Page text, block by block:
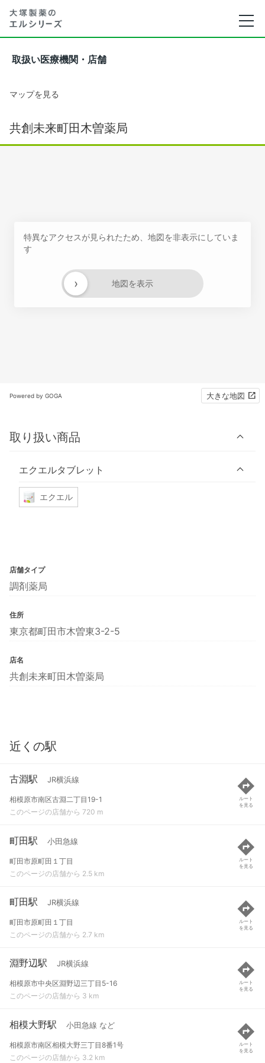
取扱い医療機関・店舗
マップを見る
共創未来町田木曽薬局
特異なアクセスが見られたため、地図を非表示にしていま
す
地図を表示
›
Powered by GOGA 大きな地図
取り扱い商品
エクエルタブレット
エクエル
店舗タイプ
調剤薬局
住所
東京都町田市木曽東3-2-5
店名
共創未来町田木曽薬局
近くの駅
古淵駅 JR横浜線
相模原市南区古淵二丁目19-1
このページの店舗から 720 m
ルート
を見る
町田駅 小田急線
町田市原町田１丁目
このページの店舗から 2.5 km
ルート
を見る
町田駅 JR横浜線
町田市原町田１丁目
このページの店舗から 2.7 km
ルート
を見る
淵野辺駅 JR横浜線
相模原市中央区淵野辺三丁目5-16
このページの店舗から 3 km
ルート
を見る
相模大野駅 小田急線 など
相模原市南区相模大野三丁目8番1号
このページの店舗から 3.2 km
ルート
を見る